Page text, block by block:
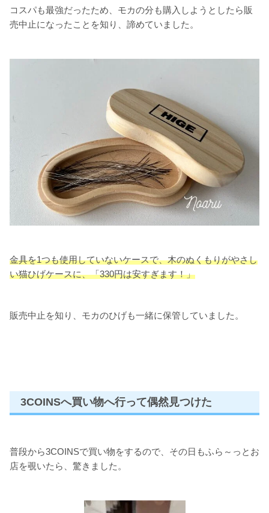
コスパも最強だったため、モカの分も購入しようとしたら販
売中止になったことを知り、諦めていました。
金具を1つも使用していないケースで、木のぬくもりがやさし
い猫ひげケースに、「330円は安すぎます！」
販売中止を知り、モカのひげも一緒に保管していました。
3COINSへ買い物へ行って偶然見つけた
普段から3COINSで買い物をするので、その日もふら～っとお
店を覗いたら、驚きました。